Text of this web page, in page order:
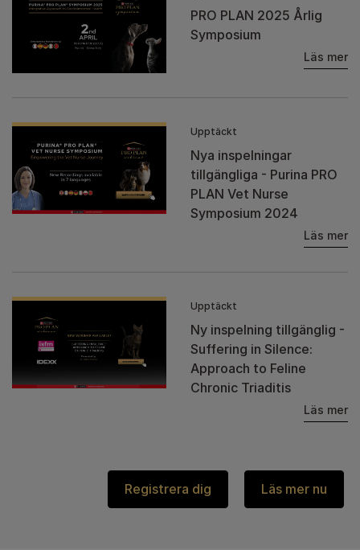
PRO PLAN 2025 Årlig
Symposium
Läs mer
Upptäckt
Nya inspelningar
tillgängliga - Purina PRO
PLAN Vet Nurse
Symposium 2024
Läs mer
Upptäckt
Ny inspelning tillgänglig -
Suffering in Silence:
Approach to Feline
Chronic Triaditis
Läs mer
Registrera dig Läs mer nu